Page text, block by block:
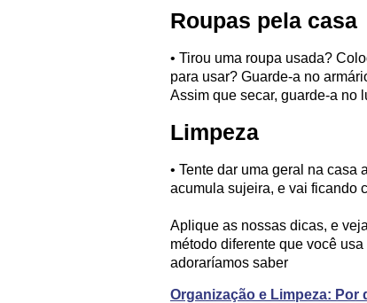
Roupas pela casa
• Tirou uma roupa usada?
para usar? Guarde-a no
Assim que secar, guarde-a no
Limpeza
• Tente dar uma geral na casa
acumula sujeira, e vai ficando
Aplique as nossas dicas, e
método diferente que você
adoraríamos saber
Organização e Limpeza: Por